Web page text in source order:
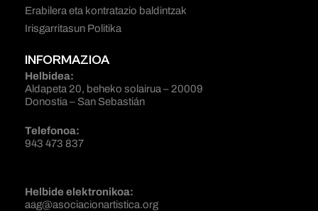
Erabilera eta kontratazio baldintzak
Irisgarritasun Politika
INFORMAZIOA
Helbidea:
Aldapeta 20, beheko solairua – 20009
Donostia – San Sebastián
Telefonoa:
943 473 837
Helbide elektronikoa:
aag@asociacionartistica.org